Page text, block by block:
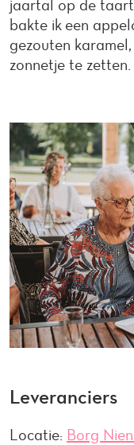
jaartal op de
bakte ik een
gezouten
zonnetje te zetten.
Leveranciers
Locatie: Borg